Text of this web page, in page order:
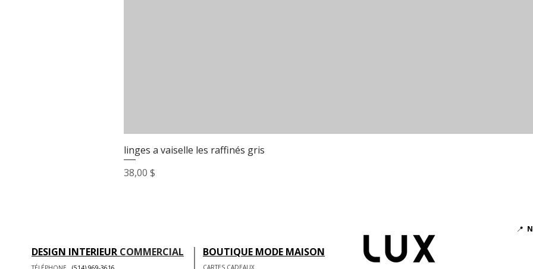
linges a vaiselle les raffinés gris
Prix
38,00 $
DESIGN INTERIEUR COMMERCIAL BOUTIQUE MODE MAISON
📍